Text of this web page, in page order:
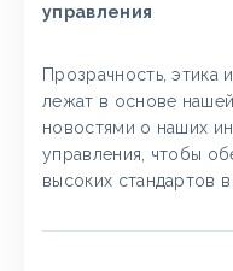
управления
Прозрачность, этика
лежат в основе
новостями о наших
управления, чтобы
высоких стандартов